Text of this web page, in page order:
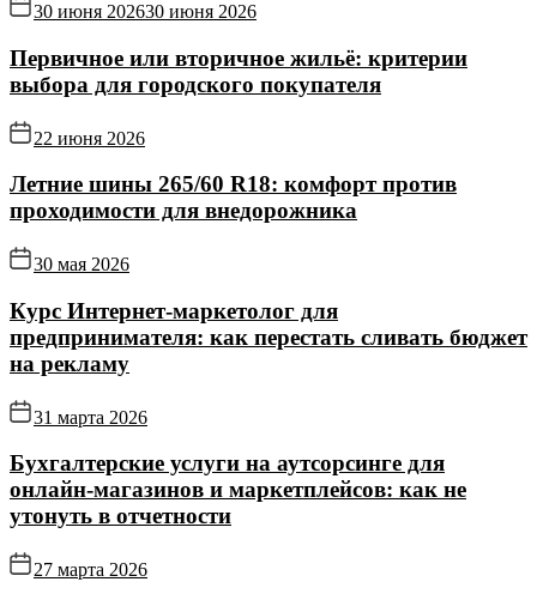
30 июня 202630 июня 2026
Первичное или вторичное жильё: критерии
выбора для городского покупателя
22 июня 2026
Летние шины 265/60 R18: комфорт против
проходимости для внедорожника
30 мая 2026
Курс Интернет‑маркетолог для
предпринимателя: как перестать сливать бюджет
на рекламу
31 марта 2026
Бухгалтерские услуги на аутсорсинге для
онлайн‑магазинов и маркетплейсов: как не
утонуть в отчетности
27 марта 2026